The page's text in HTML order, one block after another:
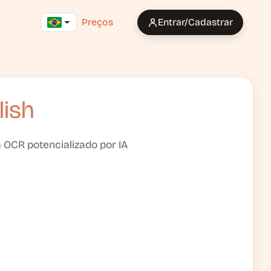
Preços Entrar/Cadastrar
potencializado por IA